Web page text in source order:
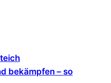
bekämpfen – so